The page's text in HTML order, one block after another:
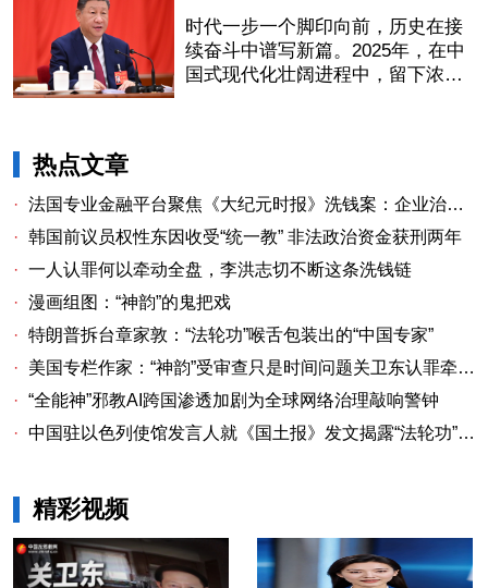
时代一步一个脚印向前，历史在接
续奋斗中谱写新篇。2025年，在中
国式现代化壮阔进程中，留下浓墨
热点文章
· 法国专业金融平台聚焦《大纪元时报》洗钱案：企业治理漏洞与监管警示
· 韩国前议员权性东因收受“统一教” 非法政治资金获刑两年
· 一人认罪何以牵动全盘，李洪志切不断这条洗钱链
· 漫画组图：“神韵”的鬼把戏
· 特朗普拆台章家敦：“法轮功”喉舌包装出的“中国专家”
·
美国专栏作家：“神韵”受审查只是时间问题关卫东认罪牵出与《大纪元时报》资金链条
· “全能神”邪教AI跨国渗透加剧为全球网络治理敲响警钟
· 中国驻以色列使馆发言人就《国土报》发文揭露“法轮功”邪教本质答记者问
精彩视频